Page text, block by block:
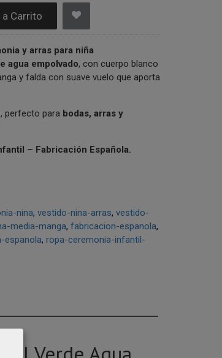
Carrito
y arras para niña
agua empolvado, con cuerpo blanco
y falda con suave vuelo que aporta
perfecto para bodas, arras y
– Fabricación Española.
nina vestido-nina-arras vestido-
media-manga fabricacion-espanola
espanola ropa-ceremonia-infantil-